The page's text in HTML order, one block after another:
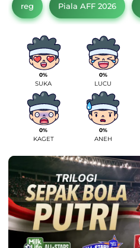
reg Piala AFF 2026
0%
SUKA
0%
LUCU
0%
KAGET
0%
ANEH